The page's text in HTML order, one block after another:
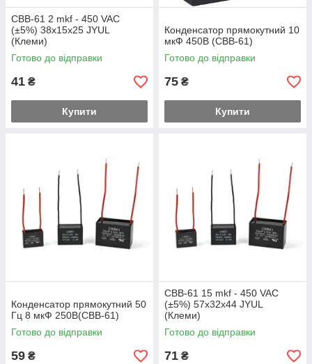
CBB-61 2 mkf - 450 VAC
(±5%) 38x15x25 JYUL
(Клеми)
Готово до відправки
41 ₴
Купити
Конденсатор прямокутний 10
мкФ 450В (CBB-61)
Готово до відправки
75 ₴
Купити
Конденсатор прямокутний 50
Гц 8 мкФ 250В(CBB-61)
Готово до відправки
59 ₴
CBB-61 15 mkf - 450 VAC
(±5%) 57x32x44 JYUL
(Клеми)
Готово до відправки
71 ₴